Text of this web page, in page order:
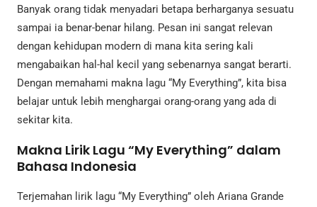
Banyak orang tidak menyadari betapa berharganya sesuatu
sampai ia benar-benar hilang. Pesan ini sangat relevan
dengan kehidupan modern di mana kita sering kali
mengabaikan hal-hal kecil yang sebenarnya sangat berarti.
Dengan memahami makna lagu “My Everything”, kita bisa
belajar untuk lebih menghargai orang-orang yang ada di
sekitar kita.
Makna Lirik Lagu “My Everything” dalam
Bahasa Indonesia
Terjemahan lirik lagu “My Everything” oleh Ariana Grande